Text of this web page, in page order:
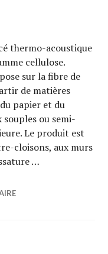
thermo-acoustique
cellulose.
sur la fibre de
de matières
papier et du
ou semi-
Le produit est
cloisons, aux murs
…